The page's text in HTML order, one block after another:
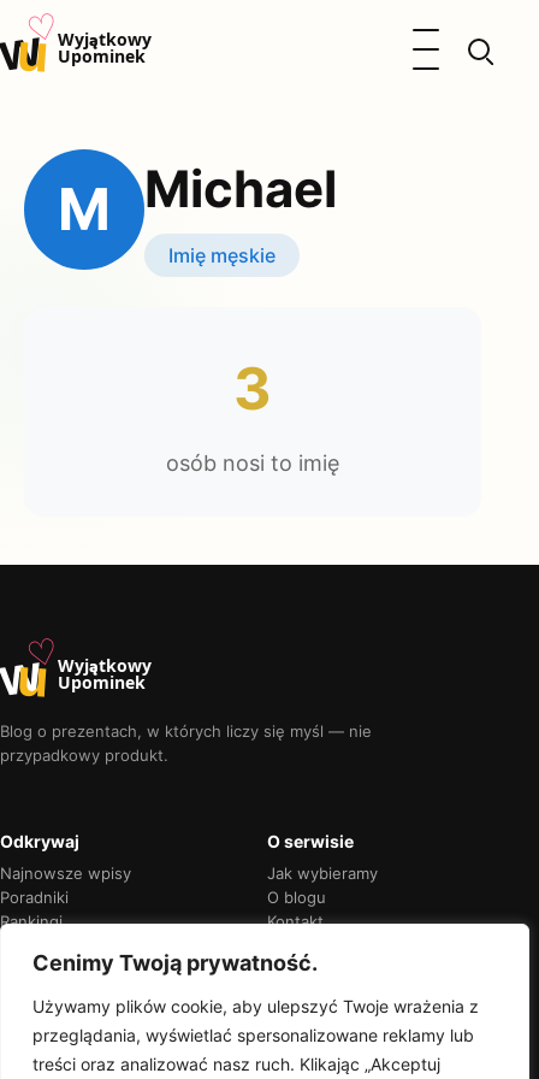
Cenimy Twoją prywatność.
Używamy plików cookie, aby ulepszyć Twoje wrażenia z
przeglądania, wyświetlać spersonalizowane reklamy lub
treści oraz analizować nasz ruch. Klikając „Akceptuj
u♡Wyjątkowy
Upominek
Otwórz menu
Kalendarz Imienin
Kobieta
Okazje
Katalog prezentów
M Michael
Imię męskie
3
osób nosi to imię
u♡Wyjątkowy
Upominek
Blog o prezentach, w których liczy się myśl — nie
przypadkowy produkt.
Odkrywaj
Najnowsze wpisy
Poradniki
Rankingi
O serwisie
Jak wybieramy
O blogu
Kontakt
Przejrzyste rekomendacje